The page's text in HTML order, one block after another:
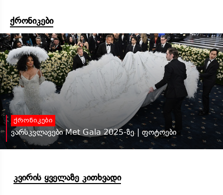
ქრონიკები
ქრონიკები
ვარსკვლავები Met Gala 2025-ზე | ფოტოები
კვირის ყველაზე კითხვადი